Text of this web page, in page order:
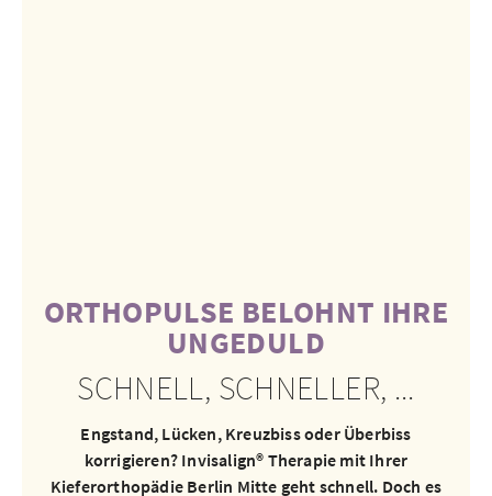
ORTHOPULSE BELOHNT IHRE
UNGEDULD
SCHNELL, SCHNELLER, ...
Engstand, Lücken, Kreuzbiss oder Überbiss
korrigieren? Invisalign® Therapie mit Ihrer
Kieferorthopädie Berlin Mitte geht schnell. Doch es